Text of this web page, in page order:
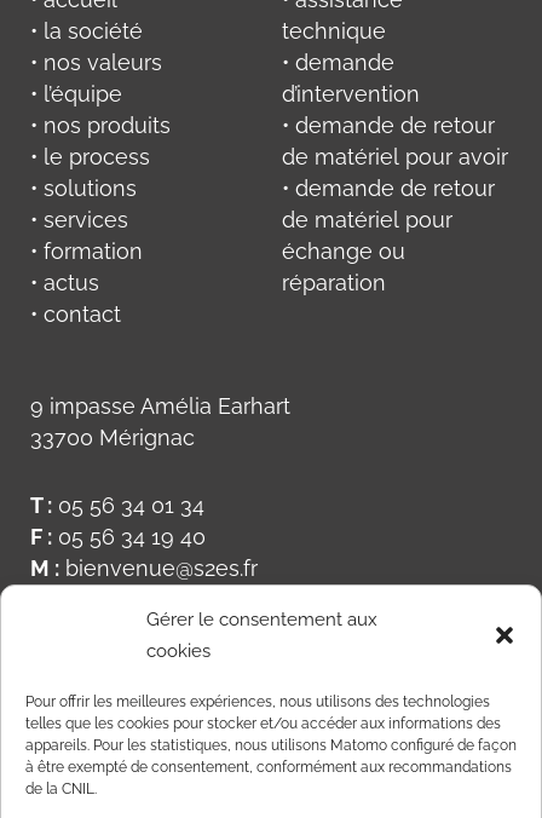
Gérer le consentement aux
cookies
Pour offrir les meilleures expériences, nous utilisons des technologies
telles que les cookies pour stocker et/ou accéder aux informations des
appareils. Pour les statistiques, nous utilisons Matomo configuré de façon
à être exempté de consentement, conformément aux recommandations
de la CNIL.
• la société
• nos valeurs
• l’équipe
• nos produits
• le process
• solutions
• services
• formation
• actus
• contact
technique
• demande
d’intervention
• demande de retour
de matériel pour avoir
• demande de retour
de matériel pour
échange ou
réparation
9 impasse Amélia Earhart
33700 Mérignac
T : 05 56 34 01 34
F : 05 56 34 19 40
M : bienvenue@s2es.fr